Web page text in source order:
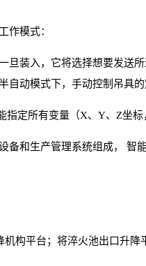
作模式：
旦装入，它将选择想要发送
动模式下，手动控制吊具的
定所有变量（X、Y、Z坐
和生产管理系统组成， 智
构平台；将淬火池出口升降